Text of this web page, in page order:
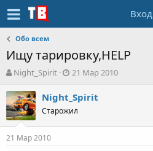
Вход
Обо всем
Ищу тарировку,HELP
А
т
о
р
т
е
Night_Spirit
Д
т
а
н
а
21 Мар 2010
Night_Spirit
Старожил
21 Мар 2010